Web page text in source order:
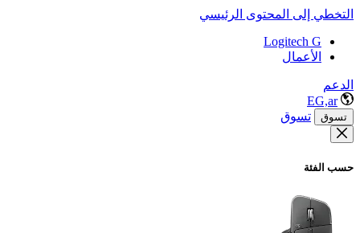
التخطي إلى المحتوى الرئيسي
Logitech G
الأعمال
الدعم
EG,ar
تسوق تسوق
حسب الفئة